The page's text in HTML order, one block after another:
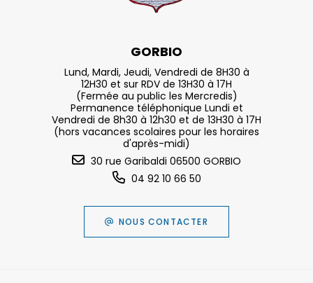
GORBIO
Lund, Mardi, Jeudi, Vendredi de 8H30 à
12H30 et sur RDV de 13H30 à 17H
(Fermée au public les Mercredis)
Permanence téléphonique Lundi et
Vendredi de 8h30 à 12h30 et de 13H30 à 17H
(hors vacances scolaires pour les horaires
d'après-midi)
30 rue Garibaldi 06500 GORBIO
04 92 10 66 50
NOUS CONTACTER